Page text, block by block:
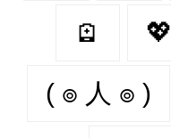
🪫 💖
( ๏ 人 ๏ )